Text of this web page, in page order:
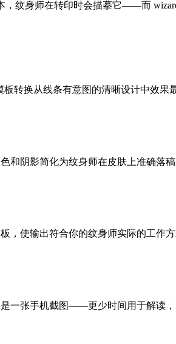
纹身师在转印时会描摹它——而
换从线条有意图的清晰设计中效果
阴影简化为纹身师在皮肤上准确落稿
使输出符合你的纹身师实际的工作
一张手机截图——更少时间用于解读